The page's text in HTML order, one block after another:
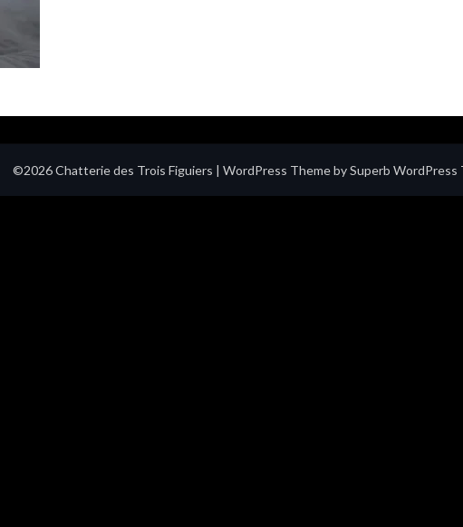
©2026 Chatterie des Trois Figuiers | WordPress Theme bySuperb WordPress